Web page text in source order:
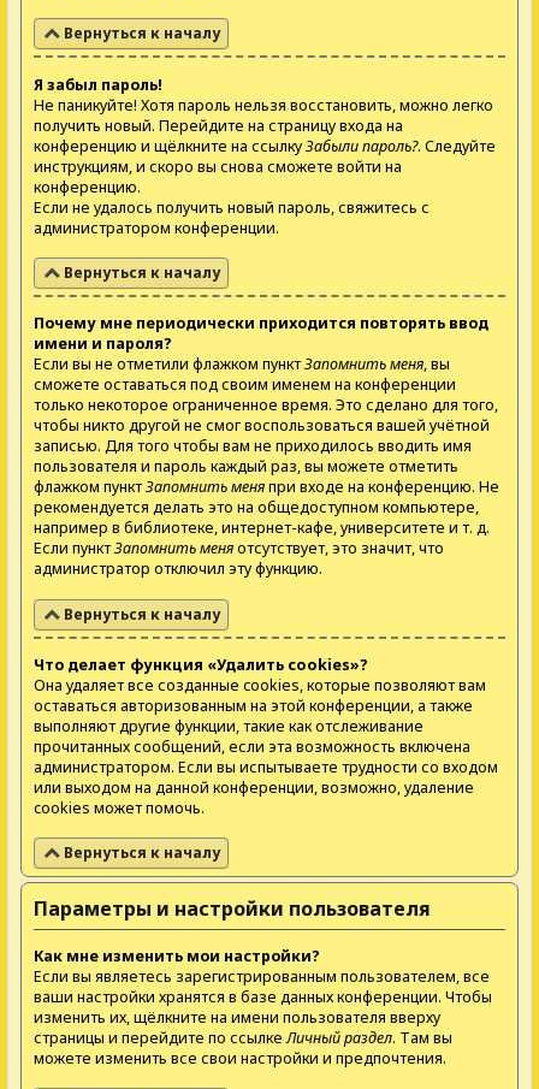
Вернуться к началу
Я забыл пароль!
Не паникуйте! Хотя пароль нельзя восстановить, можно легко
получить новый. Перейдите на страницу входа на
конференцию и щёлкните на ссылкуЗабыли пароль?. Следуйте
инструкциям, и скоро вы снова сможете войти на
конференцию.
Если не удалось получить новый пароль, свяжитесь с
администратором конференции.
Вернуться к началу
Почему мне периодически приходится повторять ввод
имени и пароля?
Если вы не отметили флажком пунктЗапомнить меня, вы
сможете оставаться под своим именем на конференции
только некоторое ограниченное время. Это сделано для того,
чтобы никто другой не смог воспользоваться вашей учётной
записью. Для того чтобы вам не приходилось вводить имя
пользователя и пароль каждый раз, вы можете отметить
флажком пунктЗапомнить меняпри входе на конференцию. Не
рекомендуется делать это на общедоступном компьютере,
например в библиотеке, интернет-кафе, университете и т. д.
Если пунктЗапомнить меняотсутствует, это значит, что
администратор отключил эту функцию.
Вернуться к началу
Что делает функция «Удалить cookies»?
Она удаляет все созданные cookies, которые позволяют вам
оставаться авторизованным на этой конференции, а также
выполняют другие функции, такие как отслеживание
прочитанных сообщений, если эта возможность включена
администратором. Если вы испытываете трудности со входом
или выходом на данной конференции, возможно, удаление
cookies может помочь.
Вернуться к началу
Параметры и настройки пользователя
Как мне изменить мои настройки?
Если вы являетесь зарегистрированным пользователем, все
ваши настройки хранятся в базе данных конференции. Чтобы
изменить их, щёлкните на имени пользователя вверху
страницы и перейдите по ссылкеЛичный раздел. Там вы
можете изменить все свои настройки и предпочтения.